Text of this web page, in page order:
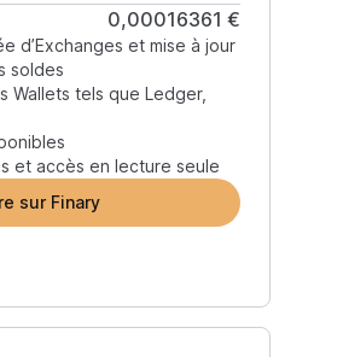
0,00016361 €
d’Exchanges et mise à jour
soldes
Wallets tels que Ledger,
et accès en lecture seule
sur Finary